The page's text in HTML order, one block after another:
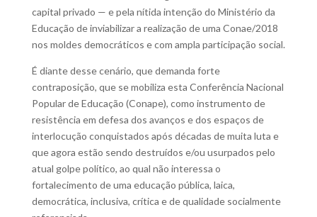
capital privado — e pela nítida intenção do Ministério da
Educação de inviabilizar a realização de uma Conae/2018
nos moldes democráticos e com ampla participação social.
É diante desse cenário, que demanda forte
contraposição, que se mobiliza esta Conferência Nacional
Popular de Educação (Conape), como instrumento de
resistência em defesa dos avanços e dos espaços de
interlocução conquistados após décadas de muita luta e
que agora estão sendo destruídos e/ou usurpados pelo
atual golpe político, ao qual não interessa o
fortalecimento de uma educação pública, laica,
democrática, inclusiva, crítica e de qualidade socialmente